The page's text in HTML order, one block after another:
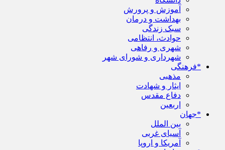
آموزش و پرورش
بهداشت و درمان
سبک زندگی
حوادث، انتظامی
شهری و رفاهی
شهرداری و شورای شهر
*فرهنگی
مذهبی
ایثار و شهادت
دفاع مقدس
اربعین
*جهان
بین الملل
آسیای غربی
آمریکا و اروپا